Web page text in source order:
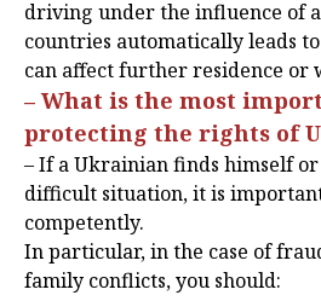
driving under the influence of
countries automatically leads
can affect further residence or
– What is the most
protecting the rights of
– If a Ukrainian finds himself
difficult situation, it is
competently.
In particular, in the case of
family conflicts, you should: